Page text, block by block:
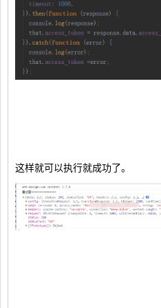
这样就可以执行就成功了。